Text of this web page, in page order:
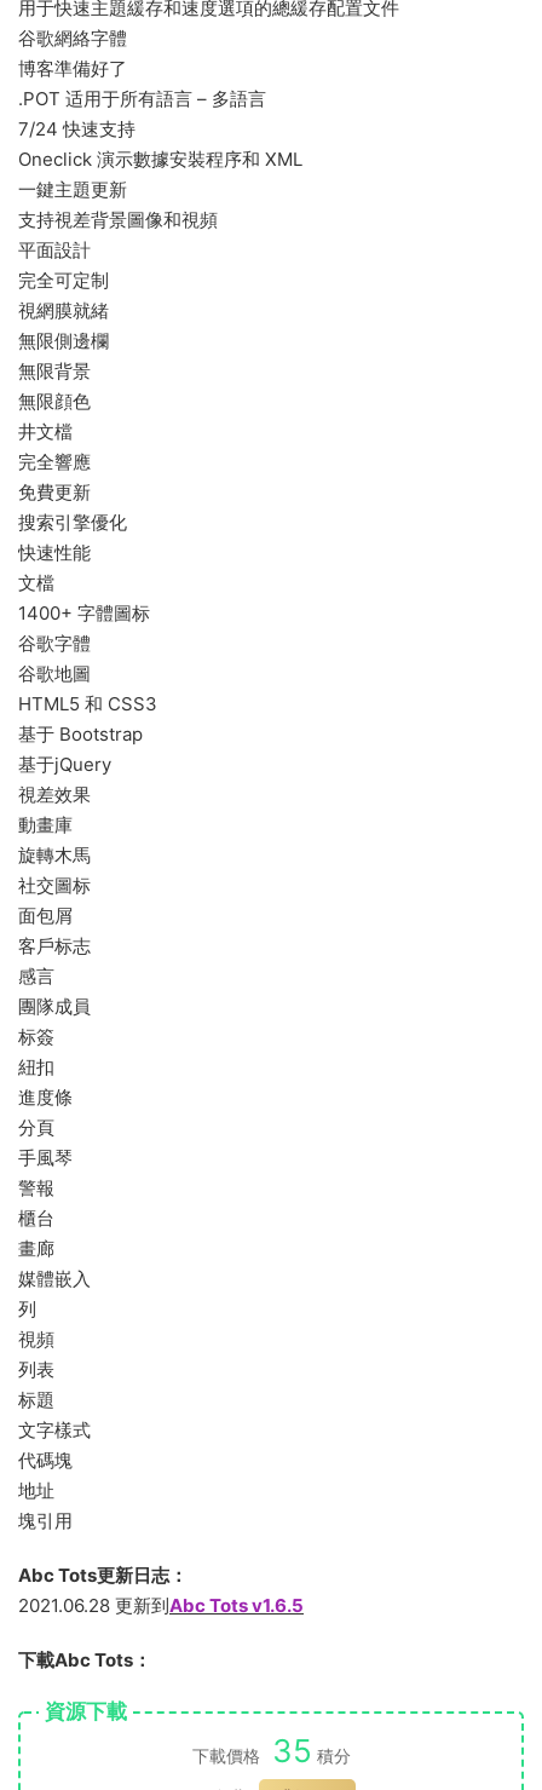
用于快速主題緩存和速度選項的總緩存配置文件
谷歌網絡字體
博客準備好了
.POT 适用于所有語言 – 多語言
7/24 快速支持
Oneclick 演示數據安裝程序和 XML
一鍵主題更新
支持視差背景圖像和視頻
平面設計
完全可定制
視網膜就緒
無限側邊欄
無限背景
無限顔色
井文檔
完全響應
免費更新
搜索引擎優化
快速性能
文檔
1400+ 字體圖标
谷歌字體
谷歌地圖
HTML5 和 CSS3
基于 Bootstrap
基于jQuery
視差效果
動畫庫
旋轉木馬
社交圖标
面包屑
客戶标志
感言
團隊成員
标簽
紐扣
進度條
分頁
手風琴
警報
櫃台
畫廊
媒體嵌入
列
視頻
列表
标題
文字樣式
代碼塊
地址
塊引用
Abc Tots更新日志：
2021.06.28 更新到Abc Tots v1.6.5
下載Abc Tots：
資源下載
下載價格 35 積分